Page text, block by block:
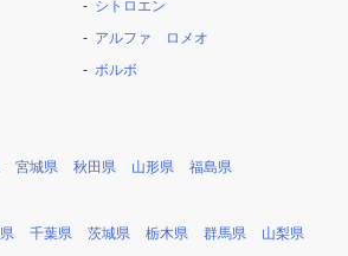
シトロエン
アルファ ロメオ
ボルボ
宮城県 秋田県 山形県 福島県
千葉県 茨城県 栃木県 群馬県 山梨県